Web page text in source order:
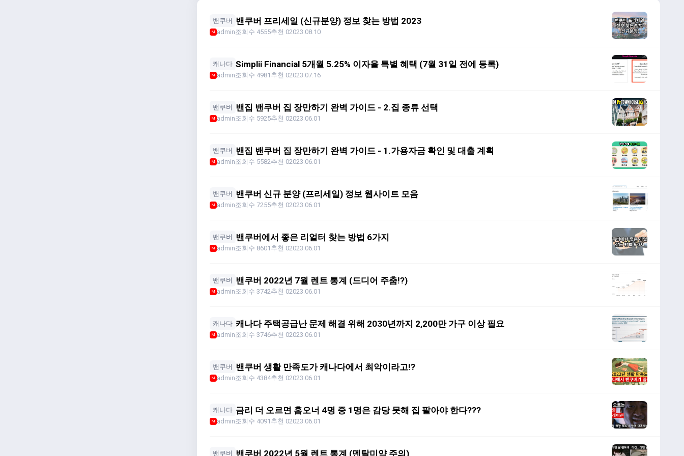
밴쿠버 밴쿠버 프리세일 (신규분양) 정보 찾는 방법 2023
M admin조회수 4555추천 02023.08.10
캐나다 Simplii Financial 5개월 5.25% 이자율 특별 혜택 (7월 31일 전에 등록)
M admin조회수 4981 추천 02023.07.16
밴쿠버 밴집 밴쿠버 집 장만하기 완벽 가이드 - 2.집 종류 선택
M admin조회수 5925추천 02023.06.01
밴쿠버 밴집 밴쿠버 집 장만하기 완벽 가이드 - 1.가용자금 확인 및 대출 계획
M admin조회수 5582추천 02023.06.01
밴쿠버 밴쿠버 신규 분양 (프리세일) 정보 웹사이트 모음
M admin조회수 7255추천 02023.06.01
밴쿠버 밴쿠버에서 좋은 리얼터 찾는 방법 6가지
M admin조회수 8601 추천 02023.06.01
밴쿠버 밴쿠버 2022년 7월 렌트 통계 (드디어 주춤!?)
M admin조회수 3742추천 02023.06.01
캐나다 캐나다 주택공급난 문제 해결 위해 2030년까지 2,200만 가구 이상 필요
M admin조회수 3746추천 02023.06.01
밴쿠버 밴쿠버 생활 만족도가 캐나다에서 최악이라고!?
M admin조회수 4384추천 02023.06.01
캐나다 금리 더 오르면 홈오너 4명 중 1명은 감당 못해 집 팔아야 한다???
M admin조회수 4091 추천 02023.06.01
밴쿠버 밴쿠버 2022년 5월 렌트 통계 (멘탈미약 주의)